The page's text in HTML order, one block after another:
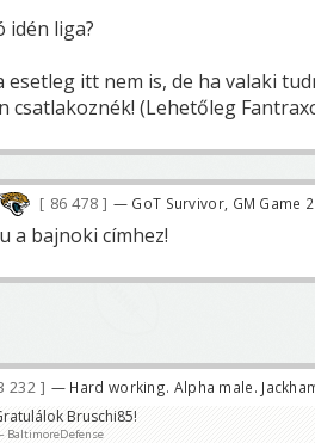
idén liga?
esetleg itt nem is, de ha valaki
csatlakoznék! (Lehetőleg
86 478 — GoT Survivor, GM Game
a bajnoki címhez!
232 — Hard working. Alpha male.
Bruschi85!
BaltimoreDefense